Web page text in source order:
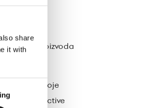
share
it with
u ključne
proizvoda
Seasons, koje
Reflective